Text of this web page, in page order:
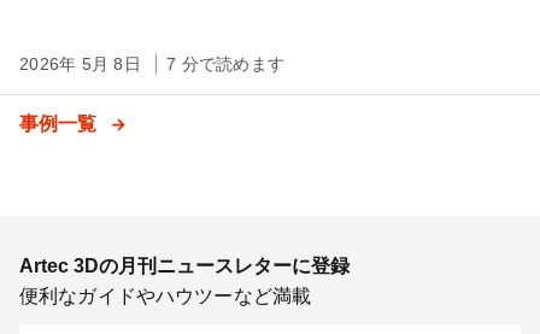
2026年 5月 8日 7 分で読めます
事例一覧
Artec 3Dの月刊ニュースレターに登録
便利なガイドやハウツーなど満載